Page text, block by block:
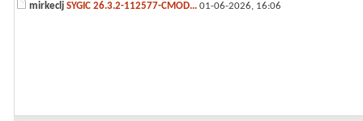
mirkeclj SYGIC 26.3.2-112577-CMOD... 01-06-2026, 16:06